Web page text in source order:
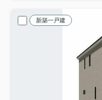
新築一戸建